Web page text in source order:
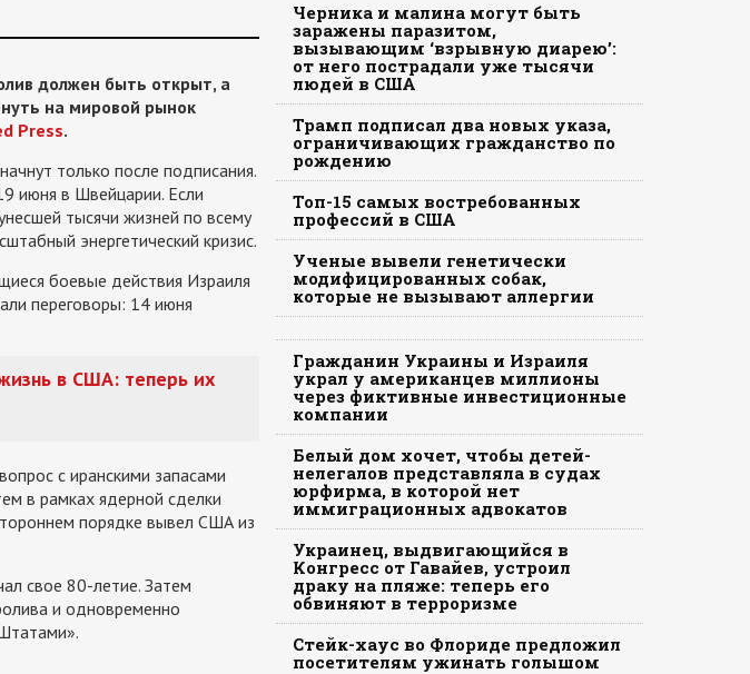
должен быть открыт, а
на мировой рынок
Press.
только после подписания.
июня в Швейцарии. Если
тысячи жизней по всему
энергетический кризис.
боевые действия Израиля
переговоры: 14 июня
в США: теперь их
с иранскими запасами
в рамках ядерной сделки
порядке вывел США из
свое 80-летие. Затем
и одновременно
Черника и малина могут быть
заражены паразитом,
вызывающим ‘взрывную диарею’:
от него пострадали уже тысячи
людей в США
Трамп подписал два новых указа,
ограничивающих гражданство по
рождению
Топ-15 самых востребованных
профессий в США
Ученые вывели генетически
модифицированных собак,
которые не вызывают аллергии
Гражданин Украины и Израиля
украл у американцев миллионы
через фиктивные инвестиционные
компании
Белый дом хочет, чтобы детей-
нелегалов представляла в судах
юрфирма, в которой нет
иммиграционных адвокатов
Украинец, выдвигающийся в
Конгресс от Гавайев, устроил
драку на пляже: теперь его
обвиняют в терроризме
Стейк-хаус во Флориде предложил
посетителям ужинать голышом